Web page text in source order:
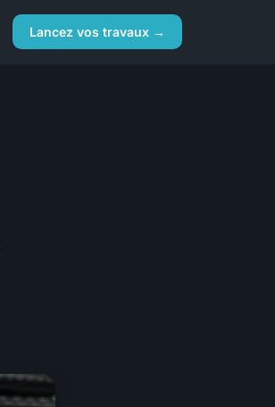
Lancez vos travaux →